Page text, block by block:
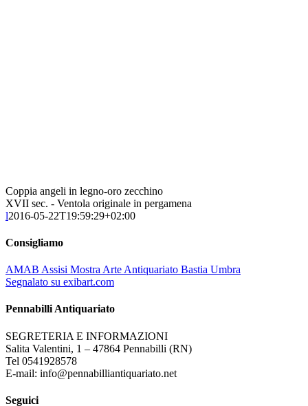
Coppia angeli in legno-oro zecchino
XVII sec. - Ventola originale in pergamena
l2016-05-22T19:59:29+02:00
Consigliamo
AMAB Assisi Mostra Arte Antiquariato Bastia Umbra
Segnalato su exibart.com
Pennabilli Antiquariato
SEGRETERIA E INFORMAZIONI
Salita Valentini, 1 – 47864 Pennabilli (RN)
Tel 0541928578
E-mail: info@pennabilliantiquariato.net
Seguici